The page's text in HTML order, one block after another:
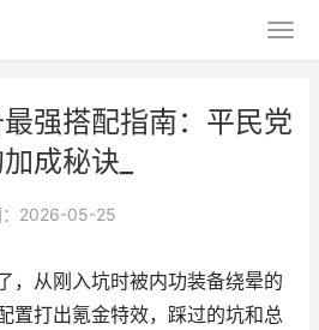
强搭配指南：平民党
成秘诀_
：2026-05-25
，从刚入坑时被内功装备绕晕的
置打出氪金特效，踩过的坑和总